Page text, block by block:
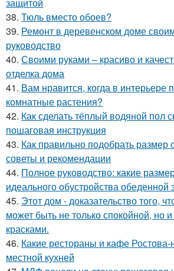
защитой
38. Тюль вместо обоев?
39. Ремонт в деревенском доме
руководство
40. Своими руками – красиво и
отделка дома
41. Вам нравится, когда в интерьере
комнатные растения?
42. Как сделать тёплый водяной пол
пошаговая инструкция
43. Как правильно подобрать размер
советы и рекомендации
44. Полное руководство: какие
идеального обустройства обеденной
45. Этот дом - доказательство того,
может быть не только спокойной, но
красками.
46. Какие рестораны и кафе Ростова-
местной кухней